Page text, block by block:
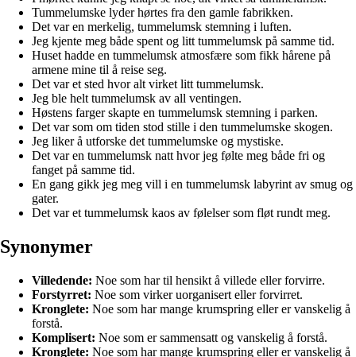
Tummelumske lyder hørtes fra den gamle fabrikken.
Det var en merkelig, tummelumsk stemning i luften.
Jeg kjente meg både spent og litt tummelumsk på samme tid.
Huset hadde en tummelumsk atmosfære som fikk hårene på
armene mine til å reise seg.
Det var et sted hvor alt virket litt tummelumsk.
Jeg ble helt tummelumsk av all ventingen.
Høstens farger skapte en tummelumsk stemning i parken.
Det var som om tiden stod stille i den tummelumske skogen.
Jeg liker å utforske det tummelumske og mystiske.
Det var en tummelumsk natt hvor jeg følte meg både fri og
fanget på samme tid.
En gang gikk jeg meg vill i en tummelumsk labyrint av smug og
gater.
Det var et tummelumsk kaos av følelser som fløt rundt meg.
Synonymer
Villedende: Noe som har til hensikt å villede eller forvirre.
Forstyrret: Noe som virker uorganisert eller forvirret.
Kronglete: Noe som har mange krumspring eller er vanskelig å
forstå.
Komplisert: Noe som er sammensatt og vanskelig å forstå.
Kronglete: Noe som har mange krumspring eller er vanskelig å